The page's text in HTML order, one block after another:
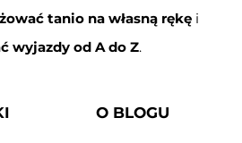
tanio na własną rękęi
wyjazdy od A do Z.
O BLOGU